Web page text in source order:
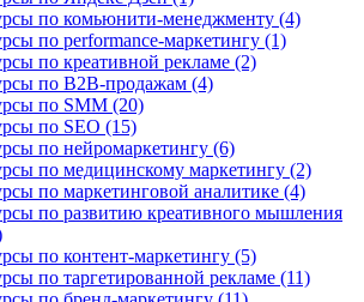
по комьюнити-менеджменту (4)
по performance-маркетингу (1)
по креативной рекламе (2)
по B2B-продажам (4)
по SMM (20)
по SEO (15)
по нейромаркетингу (6)
по медицинскому маркетингу (2)
по маркетинговой аналитике (4)
по развитию креативного мышления
по контент-маркетингу (5)
по таргетированной рекламе (11)